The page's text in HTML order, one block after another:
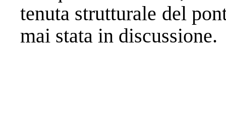
tenuta strutturale del
mai stata in discussione.